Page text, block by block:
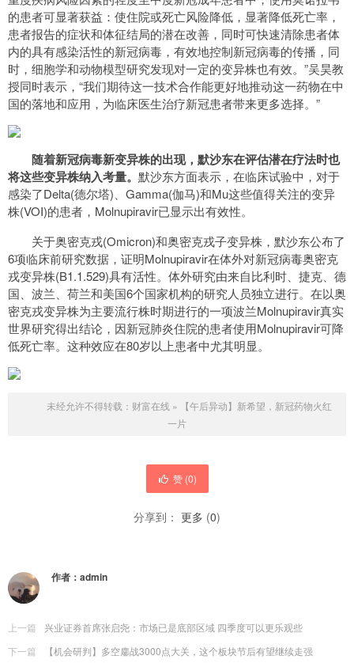
的患者可显著获益：使住院或死亡风险降低，显著降低死亡率，
患者报告的症状和体征结局的潜在改善，同时可快速清除患者体
内的具有感染活性的新冠病毒，有效地控制新冠病毒的传播，同
时，细胞学和动物模型研究发现对一定的变异株也有效。”吴昊教
授同时表示，“我们期待这一技术合作能更好地推动这一药物在中
国的落地和应用，为临床医生治疗新冠患者带来更多选择。”
随着新冠病毒新变异株的出现，默沙东在评估潜在疗法时也
将这些变异株纳入考量。 默沙东方面表示，在临床试验中，对于
感染了Delta(德尔塔)、Gamma(伽马)和Mu这些值得关注的变异
株(VOI)的患者，Molnupiravir已显示出有效性。
关于奥密克戎(Omicron)和奥密克戎子变异株，默沙东公布了
6项临床前研究数据，证明Molnupiravir在体外对新冠病毒奥密克
戎变异株(B1.1.529)具有活性。体外研究由来自比利时、捷克、德
国、波兰、荷兰和美国6个国家机构的研究人员独立进行。在以奥
密克戎变异株为主要流行株时期进行的一项波兰Molnupiravir真实
世界研究得出结论，因新冠肺炎住院的患者使用Molnupiravir可降
低死亡率。这种效应在80岁以上患者中尤其明显。
未经允许不得转载： 财富在线 »
【午后异动】新希望，新冠药物火红
一片
赞 (0)
分享到： 更多 (0)
作者： admin
上一篇
兴业证券首席张启尧：市场已是底部区域 四季度可以更乐观些
下一篇
【机会研判】多空鏖战3000点大关，这个板块节后有望继续走强